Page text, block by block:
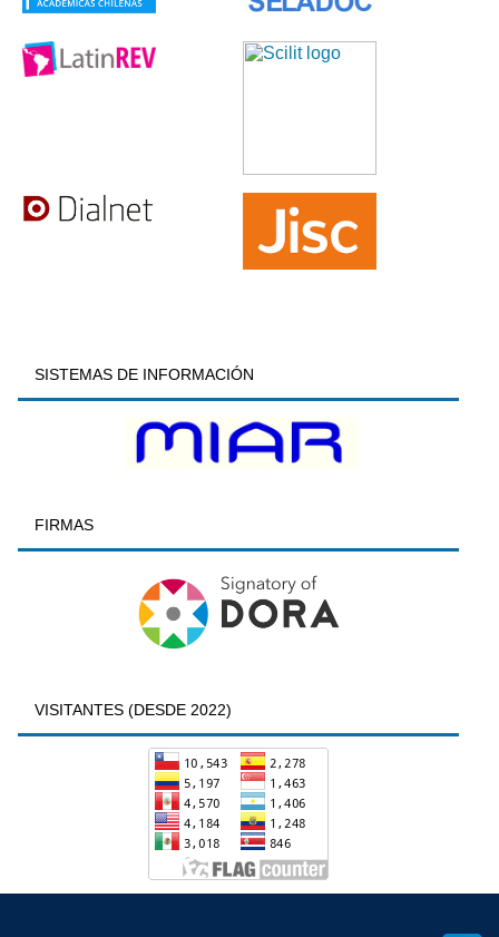
SISTEMAS DE INFORMACIÓN
FIRMAS
VISITANTES (DESDE 2022)